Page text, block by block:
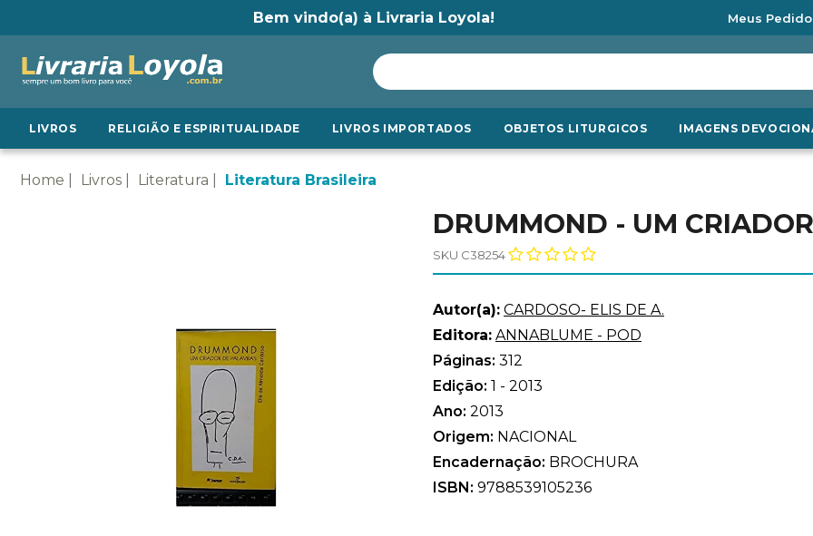
Bem vindo(a) à Livraria Loyola! Meus
LIVROS RELIGIÃO E ESPIRITUALIDADE LIVROS IMPORTADOS OBJETOS LITURGICOS IMAGENS
Home Livros Literatura Literatura Brasileira
DRUMMOND - UM
SKU C38254
Autor(a): CARDOSO- ELIS DE A.
Editora: ANNABLUME - POD
Páginas: 312
Edição: 1 - 2013
Ano: 2013
Origem: NACIONAL
Encadernação: BROCHURA
ISBN: 9788539105236